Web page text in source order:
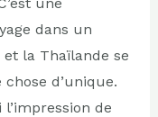
dans un
la Thaïlande se
d’unique.
l’impression de